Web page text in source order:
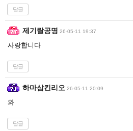
답글
제기랄공명 26-05-11 19:37
사랑합니다
답글
하마삼킨리오 26-05-11 20:09
와
답글